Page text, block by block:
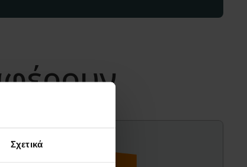
Σχετικά